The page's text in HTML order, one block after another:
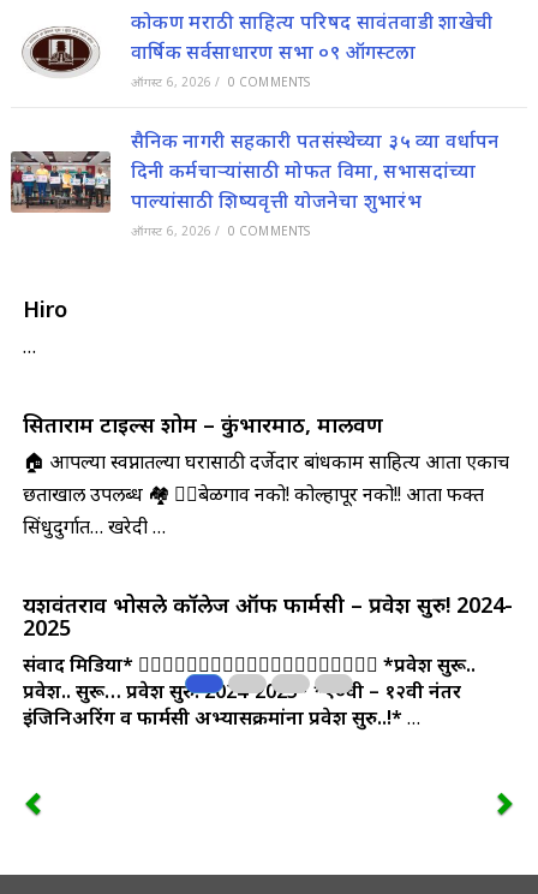
कोकण मराठी साहित्य परिषद सावंतवाडी शाखेची
वार्षिक सर्वसाधारण सभा ०९ ऑगस्टला
ऑगस्ट 6, 2026 / 0 COMMENTS
सैनिक नागरी सहकारी पतसंस्थेच्या ३५ व्या वर्धापन
दिनी कर्मचाऱ्यांसाठी मोफत विमा, सभासदांच्या
पाल्यांसाठी शिष्यवृत्ती योजनेचा शुभारंभ
ऑगस्ट 6, 2026 / 0 COMMENTS
Hiro
…
सिताराम टाइल्स शोरूम – कुंभारमाठ, मालवण
🏠 आपल्या स्वप्नातल्या घरासाठी दर्जेदार बांधकाम साहित्य आता एकाच
छताखाली उपलब्ध 🏘️ 🤷‍♀️बेळगाव नको! कोल्हापूर नको!! आता फक्त
सिंधुदुर्गात… खरेदी …
यशवंतराव भोसले कॉलेज ऑफ फार्मसी – प्रवेश सुरु! 2024-
2025
संवाद मिडिया* 🤵‍♀🤵‍♂👩‍⚖️🧑‍⚖️🤵‍♀🤵‍♂👩‍⚖️🧑‍⚖️🤵‍♀🤵‍♂ *प्रवेश सुरू..
प्रवेश.. सुरू… प्रवेश सुरु! 2024-2025**१०वी – १२वी नंतर
इंजिनिअरिंग व फार्मसी अभ्यासक्रमांना प्रवेश सुरु..!*…